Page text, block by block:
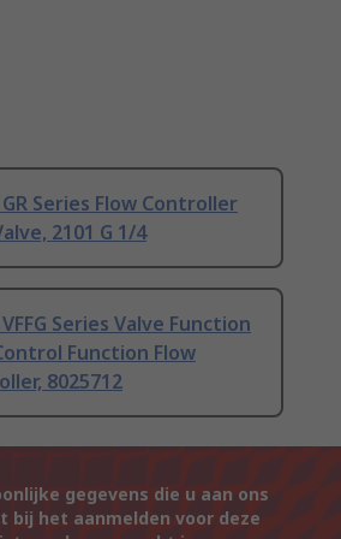
Series Flow Controller
2101 G 1/4
Series Valve Function
Function Flow
8025712
gegevens die u aan ons
bij het aanmelden voor deze